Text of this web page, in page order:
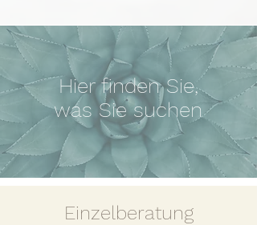
Hier finden Sie,
was Sie suchen
Einzelberatung